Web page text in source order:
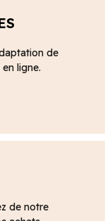
de
ligne.
de notre